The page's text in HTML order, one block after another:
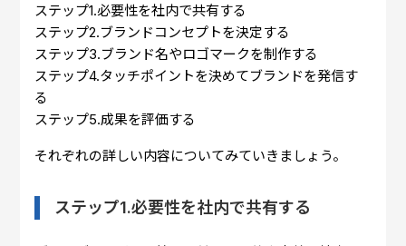
ステップ1.必要性を社内で共有する
ステップ2.ブランドコンセプトを決定する
ステップ3.ブランド名やロゴマークを制作する
ステップ4.タッチポイントを決めてブランドを発信す
る
ステップ5.成果を評価する
それぞれの詳しい内容についてみていきましょう。
ステップ1.必要性を社内で共有する